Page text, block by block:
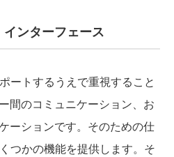
ンターフェース
ートするうえで重視すること
間のコミュニケーション、お
ーションです。そのための仕
つかの機能を提供します。そ